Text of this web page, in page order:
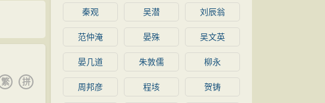
祥和
得不
结果
、开
。稍
绍兴
拼
繁
秦观 吴潜 刘辰翁
范仲淹 晏殊 吴文英
晏几道 朱敦儒 柳永
周邦彦 程垓 贺铸